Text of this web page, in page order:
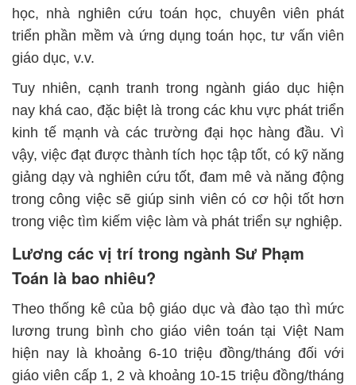
học, nhà nghiên cứu toán học, chuyên viên phát
triển phần mềm và ứng dụng toán học, tư vấn viên
giáo dục, v.v.
Tuy nhiên, cạnh tranh trong ngành giáo dục hiện
nay khá cao, đặc biệt là trong các khu vực phát triển
kinh tế mạnh và các trường đại học hàng đầu. Vì
vậy, việc đạt được thành tích học tập tốt, có kỹ năng
giảng dạy và nghiên cứu tốt, đam mê và năng động
trong công việc sẽ giúp sinh viên có cơ hội tốt hơn
trong việc tìm kiếm việc làm và phát triển sự nghiệp.
Lương các vị trí trong ngành Sư Phạm
Toán là bao nhiêu?
Theo thống kê của bộ giáo dục và đào tạo thì mức
lương trung bình cho giáo viên toán tại Việt Nam
hiện nay là khoảng 6-10 triệu đồng/tháng đối với
giáo viên cấp 1, 2 và khoảng 10-15 triệu đồng/tháng